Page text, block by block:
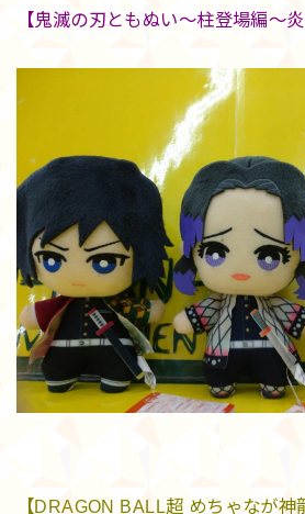
【鬼滅の刃ともぬい～柱登場編～
【DRAGON BALL超 めちゃなが